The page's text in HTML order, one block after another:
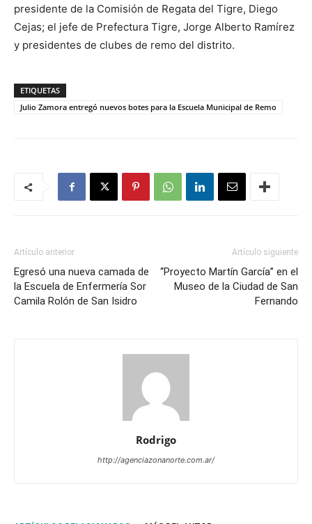
presidente de la Comisión de Regata del Tigre, Diego
Cejas; el jefe de Prefectura Tigre, Jorge Alberto Ramírez
y presidentes de clubes de remo del distrito.
ETIQUETAS
Julio Zamora entregó nuevos botes para la Escuela Municipal de Remo
Artículo anterior
Egresó una nueva camada de
la Escuela de Enfermería Sor
Camila Rolón de San Isidro
Artículo siguiente
“Proyecto Martín García” en el
Museo de la Ciudad de San
Fernando
Rodrigo
http://agenciazonanorte.com.ar/